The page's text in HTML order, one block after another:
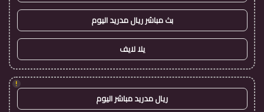
بث مباشر ريال مدريد اليوم
يلا لايف
!
ريال مدريد مباشر اليوم